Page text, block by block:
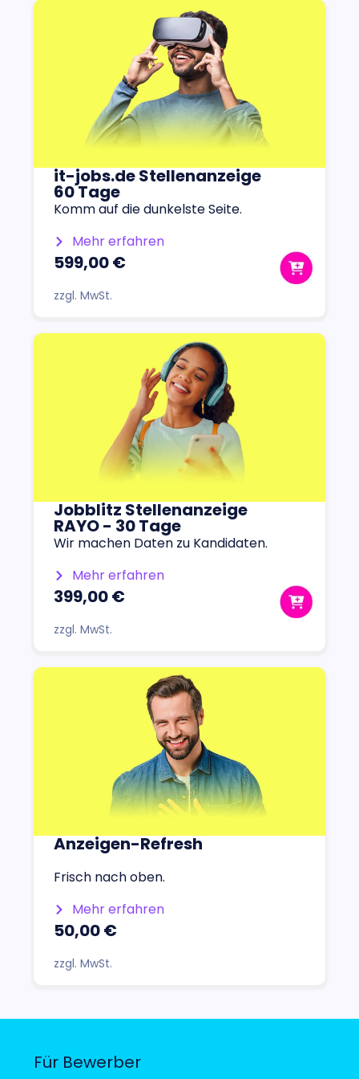
it-jobs.de Stellenanzeige
60 Tage
Komm auf die dunkelste Seite.
Mehr erfahren
599,00 €
zzgl. MwSt.
Jobblitz Stellenanzeige
RAYO - 30 Tage
Wir machen Daten zu Kandidaten.
Mehr erfahren
399,00 €
zzgl. MwSt.
Anzeigen-Refresh
Frisch nach oben.
Mehr erfahren
50,00 €
zzgl. MwSt.
Für Bewerber